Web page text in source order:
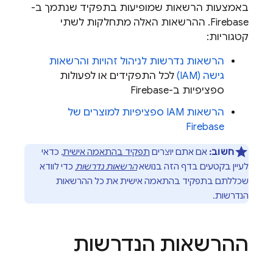
באמצעות הרשאות שמופיעות בתפקיד שנתמך ב-
Firebase. ההרשאות האלה מתחלקות לשתי
קטגוריות:
הרשאות נדרשות לניהול זהויות והרשאות
גישה (IAM)
לכל התפקידים או לפעולות
ספציפיות ב-Firebase
הרשאות IAM ספציפיות למוצרים של
Firebase
חשוב: אם אתם יוצרים תפקיד בהתאמה אישית, כדאי
לעיין בקטעים בדף הזה בנושאהרשאות נדרשות כדי לוודא
שכללתם בתפקיד בהתאמה אישית את כל ההרשאות
הנדרשות.
ההרשאות הנדרשות